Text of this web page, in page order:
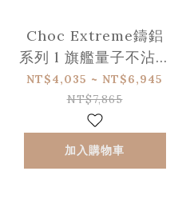
Choc Extreme鑄鋁
系列 l 旗艦量子不沾平
底鍋(適用IH爐)
NT$4,035 ~ NT$6,945
NT$7,865
加入購物車